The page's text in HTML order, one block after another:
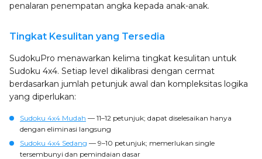
penalaran penempatan angka kepada anak-anak.
Tingkat Kesulitan yang Tersedia
SudokuPro menawarkan kelima tingkat kesulitan untuk
Sudoku 4x4. Setiap level dikalibrasi dengan cermat
berdasarkan jumlah petunjuk awal dan kompleksitas logika
yang diperlukan:
Sudoku 4x4 Mudah — 11–12 petunjuk; dapat diselesaikan hanya
dengan eliminasi langsung
Sudoku 4x4 Sedang — 9–10 petunjuk; memerlukan single
tersembunyi dan pemindaian dasar